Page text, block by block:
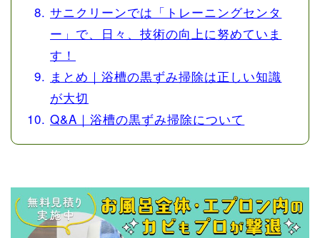
サニクリーンでは「トレーニングセンタ
ー」で、日々、技術の向上に努めていま
す！
まとめ｜浴槽の黒ずみ掃除は正しい知識
が大切
Q&A｜浴槽の黒ずみ掃除について